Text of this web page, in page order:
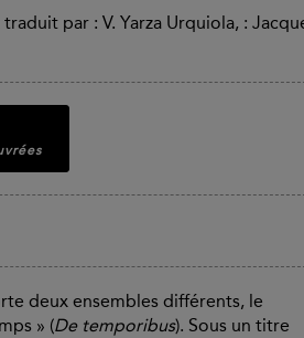
par : V. Yarza Urquiola, :
deux ensembles différents, le
» (De temporibus). Sous un titre